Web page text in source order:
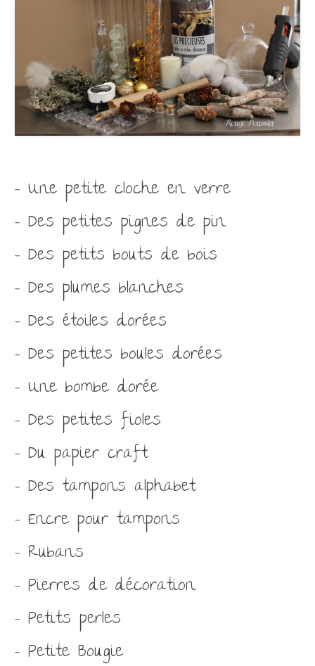
– Une petite cloche en verre
– Des petites pignes de pin
– Des petits bouts de bois
– Des plumes blanches
– Des étoiles dorées
– Des petites boules dorées
– Une bombe dorée
– Des petites fioles
– Du papier craft
– Des tampons alphabet
– Encre pour tampons
– Rubans
– Pierres de décoration
– Petits perles
– Petite Bougie